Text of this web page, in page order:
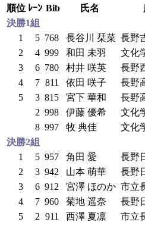
順位 ﾚｰﾝ Bib 氏名
決勝1組
1
5 768 長谷川 栞菜 長野
2
4 999 和田 未羽 文化
3
6 780 村井 咲英 長野
4
7 811 依田 咲子 長野
5
3 815 宮下 華和 長野
2 998 伊藤 優希 文化
8 997 牧 典佳 文化
決勝2組
1
5 957 角田 愛 長野
2
3 942 山本 萌華 長野
3
6 912 宮澤 ほのか 市立
4
7 960 菊地 遥奈 長野
5
2 911 西澤 夏凛 市立